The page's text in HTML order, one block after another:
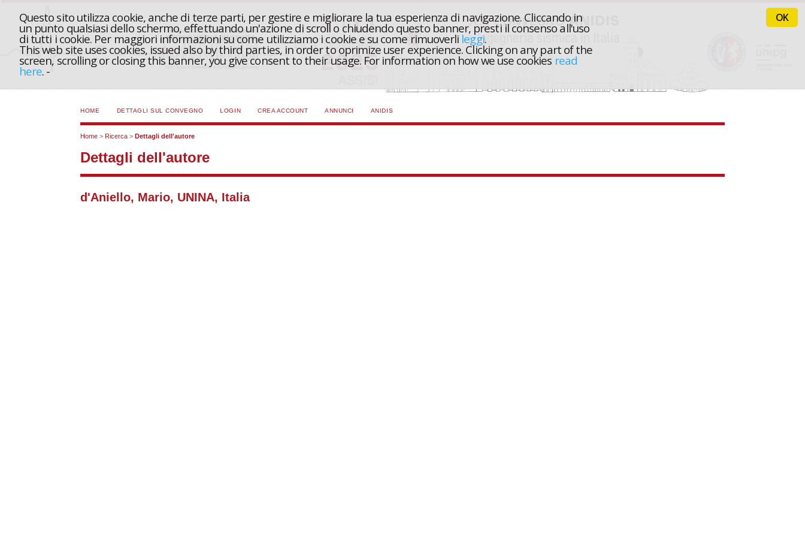
Questo sito utilizza cookie, anche di terze parti, per gestire e migliorare la tua esperienza di navigazione. Cliccando in
un punto qualsiasi dello schermo, effettuando un'azione di scroll o chiudendo questo banner, presti il consenso all'uso
di tutti i cookie. Per maggiori informazioni su come utilizziamo i cookie e su come rimuoverli leggi.
This web site uses cookies, issued also by third parties, in order to oprimize user experience. Clicking on any part of the
screen, scrolling or closing this banner, you give consent to their usage. For information on how we use cookies read
here. -
OK
HOME DETTAGLI SUL CONVEGNO LOGIN CREA ACCOUNT ANNUNCI ANIDIS
Home > Ricerca >Dettagli dell'autore
Dettagli dell'autore
d'Aniello, Mario, UNINA, Italia